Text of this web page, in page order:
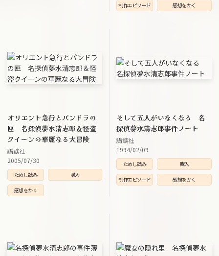
制作エピソード 感想をかく
オリエント急行とパンドラの
匣 名探偵夢水清志郎＆怪盗
クイーンの華麗なる大冒険
講談社
2005/07/30
ためし読み 購入
感想をかく
そして五人がいなくなる 名
探偵夢水清志郎事件ノート
講談社
1994/02/09
ためし読み 購入
制作エピソード 感想をかく